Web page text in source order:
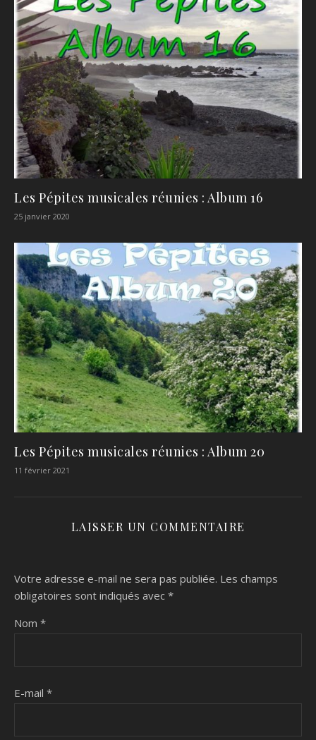
Les Pépites musicales réunies : Album 16
25 janvier 2020
Les Pépites musicales réunies : Album 20
11 février 2021
LAISSER UN COMMENTAIRE
Votre adresse e-mail ne sera pas publiée. Les champs
obligatoires sont indiqués avec *
Nom *
E-mail *